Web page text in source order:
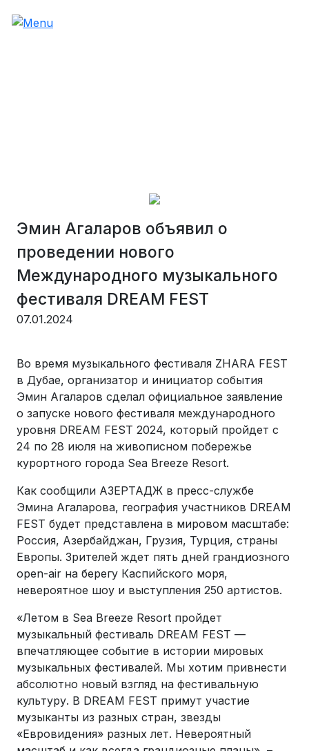
Эмин Агаларов объявил о
проведении нового
Международного музыкального
фестиваля DREAM FEST
07.01.2024
Во время музыкального фестиваля ZHARA FEST
в Дубае, организатор и инициатор события
Эмин Агаларов сделал официальное заявление
о запуске нового фестиваля международного
уровня DREAM FEST 2024, который пройдет с
24 по 28 июля на живописном побережье
курортного города Sea Breeze Resort.
Как сообщили АЗЕРТАДЖ в пресс-службе
Эмина Агаларова, география участников DREAM
FEST будет представлена в мировом масштабе:
Россия, Азербайджан, Грузия, Турция, страны
Европы. Зрителей ждет пять дней грандиозного
open-air на берегу Каспийского моря,
невероятное шоу и выступления 250 артистов.
«Летом в Sea Breeze Resort пройдет
музыкальный фестиваль DREAM FEST —
впечатляющее событие в истории мировых
музыкальных фестивалей. Мы хотим привнести
абсолютно новый взгляд на фестивальную
культуру. В DREAM FEST примут участие
музыканты из разных стран, звезды
«Евровидения» разных лет. Невероятный